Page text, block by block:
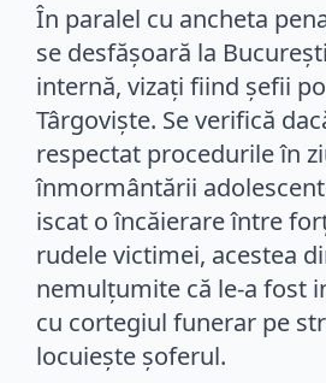
În paralel cu ancheta
se desfășoară la
internă, vizați fiind șefii
Târgoviște. Se verifică
respectat procedurile în
înmormântării
iscat o încăierare între
rudele victimei, acestea
nemulțumite că le-a fost
cu cortegiul funerar pe
locuiește șoferul.